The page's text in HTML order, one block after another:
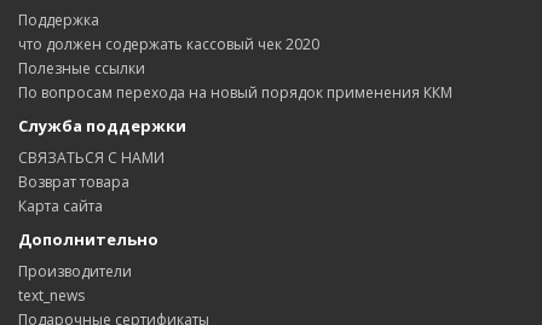
Поддержка
что должен содержать кассовый чек 2020
Полезные ссылки
По вопросам перехода на новый порядок применения ККМ
Служба поддержки
СВЯЗАТЬСЯ С НАМИ
Возврат товара
Карта сайта
Дополнительно
Производители
text_news
Подарочные сертификаты